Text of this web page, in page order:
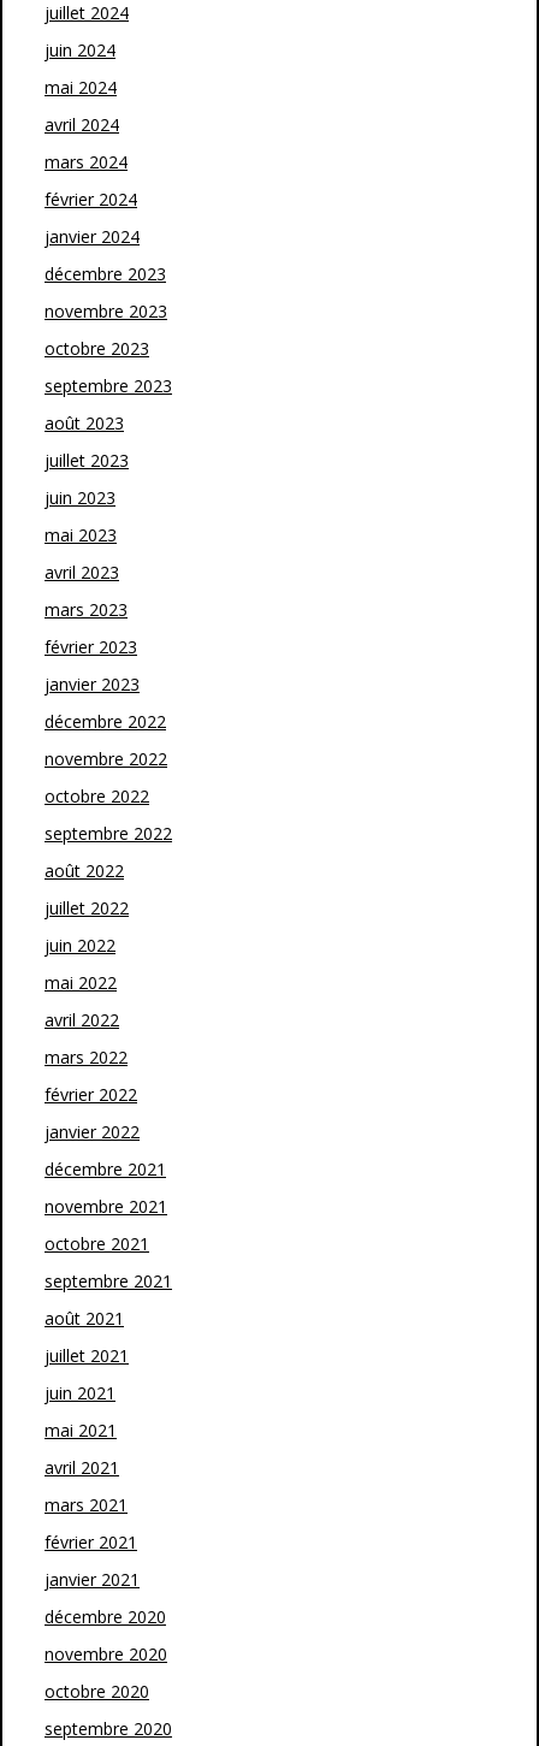
juillet 2024
juin 2024
mai 2024
avril 2024
mars 2024
février 2024
janvier 2024
décembre 2023
novembre 2023
octobre 2023
septembre 2023
août 2023
juillet 2023
juin 2023
mai 2023
avril 2023
mars 2023
février 2023
janvier 2023
décembre 2022
novembre 2022
octobre 2022
septembre 2022
août 2022
juillet 2022
juin 2022
mai 2022
avril 2022
mars 2022
février 2022
janvier 2022
décembre 2021
novembre 2021
octobre 2021
septembre 2021
août 2021
juillet 2021
juin 2021
mai 2021
avril 2021
mars 2021
février 2021
janvier 2021
décembre 2020
novembre 2020
octobre 2020
septembre 2020